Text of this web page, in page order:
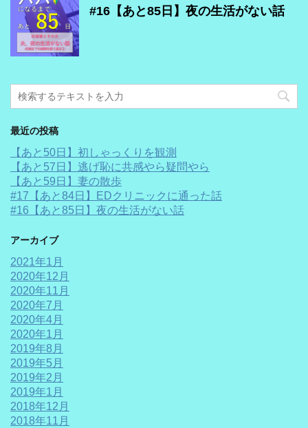
#16【あと85日】夜の生活がない話
最近の投稿
【あと50日】初しゃっくりを観測
【あと57日】逃げ恥に共感やら疑問やら
【あと59日】妻の散歩
#17【あと84日】EDクリニックに通った話
#16【あと85日】夜の生活がない話
アーカイブ
2021年1月
2020年12月
2020年11月
2020年7月
2020年4月
2020年1月
2019年8月
2019年5月
2019年2月
2019年1月
2018年12月
2018年11月